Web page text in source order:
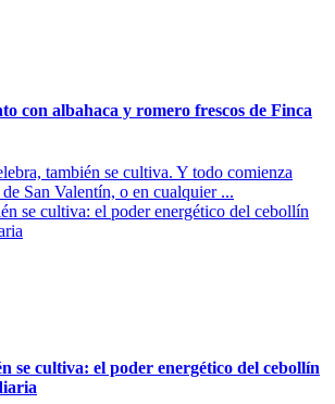
con albahaca y romero frescos de Finca
también se cultiva. Y todo comienza
San Valentín, o en cualquier ...
se cultiva: el poder energético del cebollín